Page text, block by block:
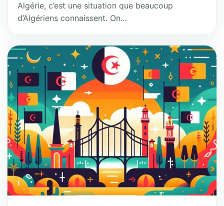
Algérie, c’est une situation que beaucoup
d’Algériens connaissent. On…